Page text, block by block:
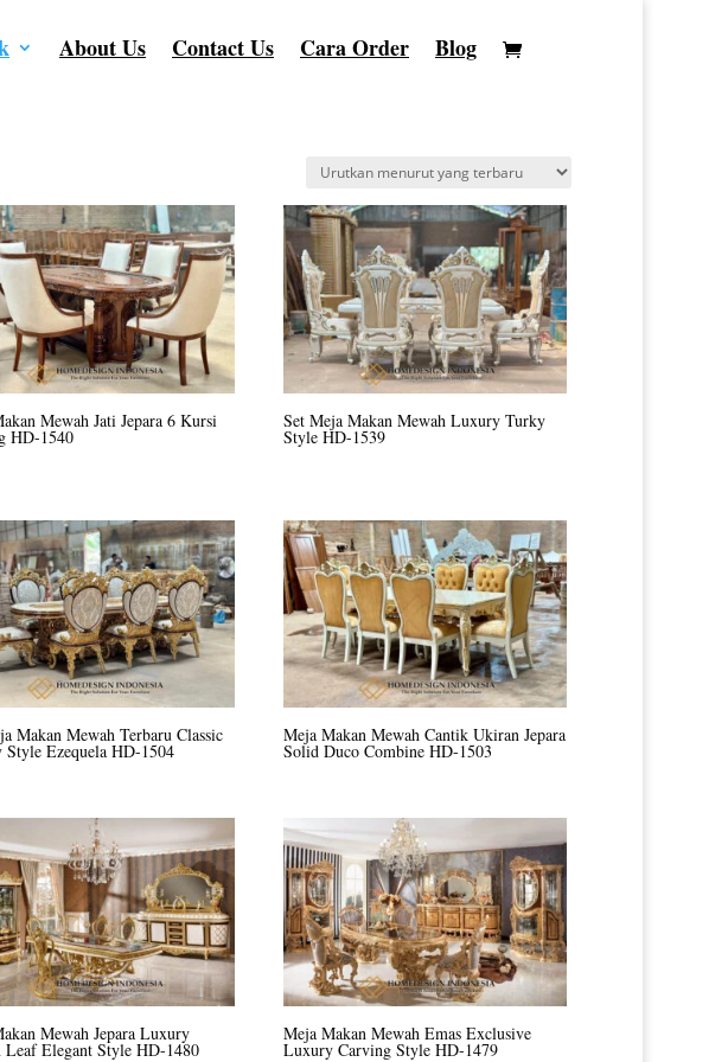
About Us Contact Us Cara Order Blog
Mewah Jati Jepara 6 Kursi
HD-1540
Set Meja Makan Mewah Luxury Turky
Style HD-1539
Makan Mewah Terbaru Classic
Ezequela HD-1504
Meja Makan Mewah Cantik Ukiran Jepara
Solid Duco Combine HD-1503
Mewah Jepara Luxury
Leaf Elegant Style HD-1480
Meja Makan Mewah Emas Exclusive
Luxury Carving Style HD-1479